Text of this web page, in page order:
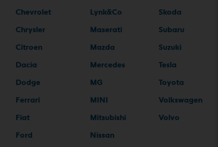
Chevrolet
Chrysler
Citroen
Dacia
Dodge
Ferrari
Fiat
Ford
Lynk&Co
Maserati
Mazda
Mercedes
MG
MINI
Mitsubishi
Nissan
Skoda
Subaru
Suzuki
Tesla
Toyota
Volkswagen
Volvo